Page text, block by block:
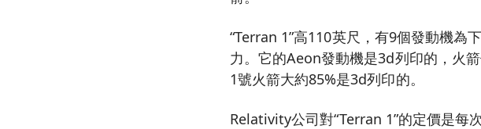
“Terran 1”高110英尺，有9個發動機為
力。它的Aeon發動機是3d列印的，火
1號火箭大約85%是3d列印的。
Relativity公司對“Terran 1”的定價是每